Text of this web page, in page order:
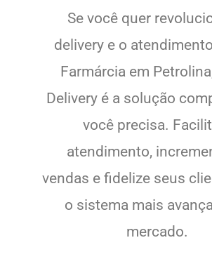
Se você quer
delivery e o
Farmárcia em
Delivery é a solução
você precisa.
atendimento,
vendas e fidelize seus
o sistema mais
mercado.